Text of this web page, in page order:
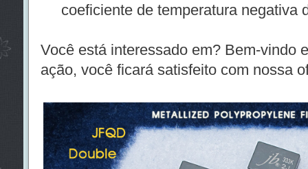
coeficiente de temperatura negativa
Você está interessado em? Bem-vindo
ação, você ficará satisfeito com nossa